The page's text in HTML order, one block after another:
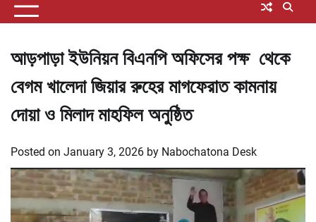
আড়পাড়া ইউনিয়ন বিএনপি অফিসের পক্ষ থেকে
বেগম খালেদা জিয়ার রুহের মাগফেরাত কামনায়
দোয়া ও মিলাদ মাহফিল অনুষ্ঠিত
Posted on January 3, 2026 by Nabochatona Desk